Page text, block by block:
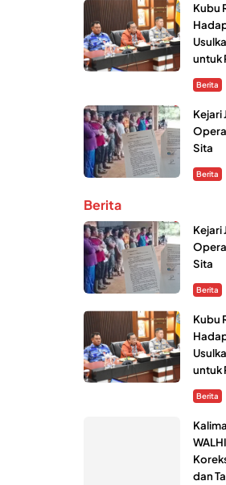
Kubu
untuk
Berita
Kejari
Sita
Berita
Berita
Kejari
Sita
Berita
Kubu
untuk
Berita
dan